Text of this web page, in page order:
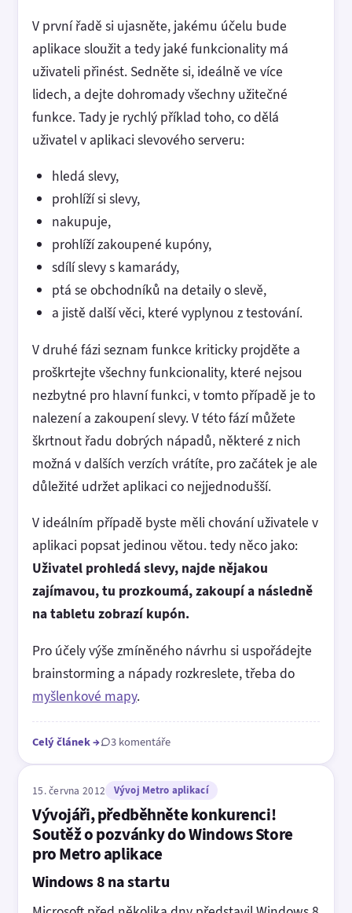
V první řadě si ujasněte, jakému účelu bude
aplikace sloužit a tedy jaké funkcionality má
uživateli přinést. Sedněte si, ideálně ve více
lidech, a dejte dohromady všechny užitečné
funkce. Tady je rychlý příklad toho, co dělá
uživatel v aplikaci slevového serveru:
hledá slevy,
prohlíží si slevy,
nakupuje,
prohlíží zakoupené kupóny,
sdílí slevy s kamarády,
ptá se obchodníků na detaily o slevě,
a jistě další věci, které vyplynou z testování.
V druhé fázi seznam funkce kriticky projděte a
proškrtejte všechny funkcionality, které nejsou
nezbytné pro hlavní funkci, v tomto případě je to
nalezení a zakoupení slevy. V této fází můžete
škrtnout řadu dobrých nápadů, některé z nich
možná v dalších verzích vrátíte, pro začátek je ale
důležité udržet aplikaci co nejjednodušší.
V ideálním případě byste měli chování uživatele v
aplikaci popsat jedinou větou. tedy něco jako:
Uživatel prohledá slevy, najde nějakou
zajímavou, tu prozkoumá, zakoupí a následně
na tabletu zobrazí kupón.
Pro účely výše zmíněného návrhu si uspořádejte
brainstorming a nápady rozkreslete, třeba do
myšlenkové mapy.
Celý článek→ 3 komentáře
15. června 2012 Vývoj Metro aplikací
Vývojáři, předběhněte konkurenci!
Soutěž o pozvánky do Windows Store
pro Metro aplikace
Windows 8 na startu